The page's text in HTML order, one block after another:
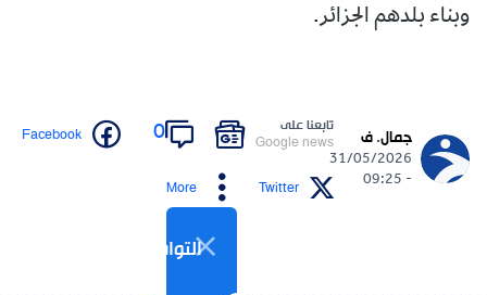
وبناء بلدهم الجزائر.
جمال. ف
31/05/2026
- 09:25
تابعنا على
Google news
0
Facebook
Twitter
More
التواصل الاجتماعي